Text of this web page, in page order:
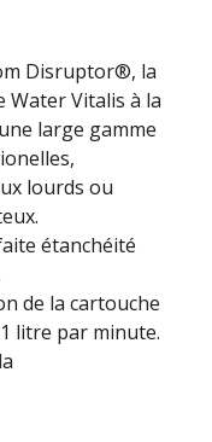
Disruptor®, la
Vitalis à la
large gamme
lourds ou
étanchéité
de la cartouche
litre par minute.